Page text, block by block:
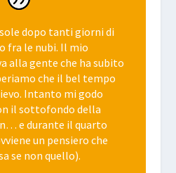
dopo tanti giorni di
fra le nubi. Il mio
alla gente che ha subito
che il bel tempo
Intanto mi godo
il sottofondo della
e durante il quarto
un pensiero che
se non quello).